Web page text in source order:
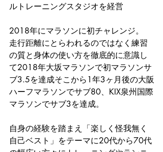
ルトレーニングスタジオを経営
2018年にマラソンに初チャレンジ。
走行距離にとらわれるのではなく練習
の質と身体の使い方を徹底的に意識し
て2018年大坂マラソンで初マラソンサ
ブ3.5を達成そこから1年3ヶ月後の大阪
ハーフマラソンでサブ80、KIX泉州国際
マラソンでサブ3を達成。
自身の経験を踏まえ「楽しく怪我無く
自己ベスト」をテーマに20代から70代